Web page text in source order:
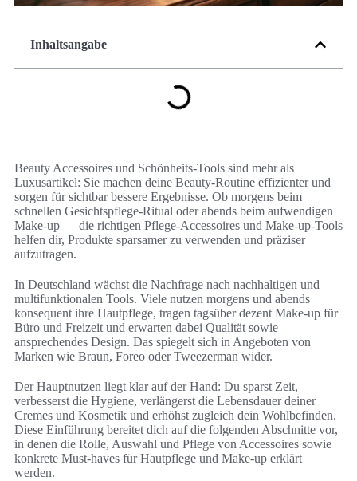
Inhaltsangabe
Beauty Accessoires und Schönheits-Tools sind mehr als
Luxusartikel: Sie machen deine Beauty-Routine effizienter und
sorgen für sichtbar bessere Ergebnisse. Ob morgens beim
schnellen Gesichtspflege-Ritual oder abends beim aufwendigen
Make-up — die richtigen Pflege-Accessoires und Make-up-Tools
helfen dir, Produkte sparsamer zu verwenden und präziser
aufzutragen.
In Deutschland wächst die Nachfrage nach nachhaltigen und
multifunktionalen Tools. Viele nutzen morgens und abends
konsequent ihre Hautpflege, tragen tagsüber dezent Make-up für
Büro und Freizeit und erwarten dabei Qualität sowie
ansprechendes Design. Das spiegelt sich in Angeboten von
Marken wie Braun, Foreo oder Tweezerman wider.
Der Hauptnutzen liegt klar auf der Hand: Du sparst Zeit,
verbesserst die Hygiene, verlängerst die Lebensdauer deiner
Cremes und Kosmetik und erhöhst zugleich dein Wohlbefinden.
Diese Einführung bereitet dich auf die folgenden Abschnitte vor,
in denen die Rolle, Auswahl und Pflege von Accessoires sowie
konkrete Must-haves für Hautpflege und Make-up erklärt
werden.